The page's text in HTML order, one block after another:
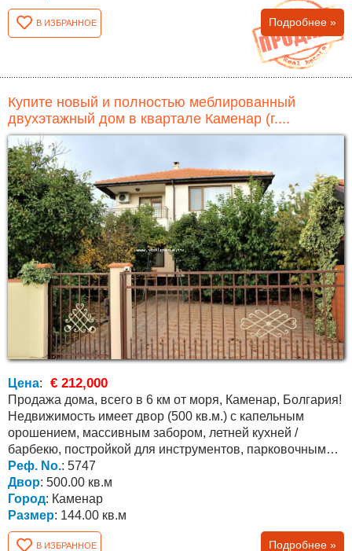
В ИЗБРАННОЕ Подробнее »
Купите новый и полностью меблированный
двухэтажный дом в квартале Каменар (г....
Цена: € 212,000
Продажа дома, всего в 6 км от моря, Каменар, Болгария!
Недвижимость имеет двор (500 кв.м.) с капельным
орошением, массивным забором, летней кухней /
барбекю, постройкой для инструментов, парковочным
местом...
Реф. No.: 5747
Двор: 500.00 кв.м
Город: Каменар
Размер: 144.00 кв.м
В ИЗБРАННОЕ Подробнее »